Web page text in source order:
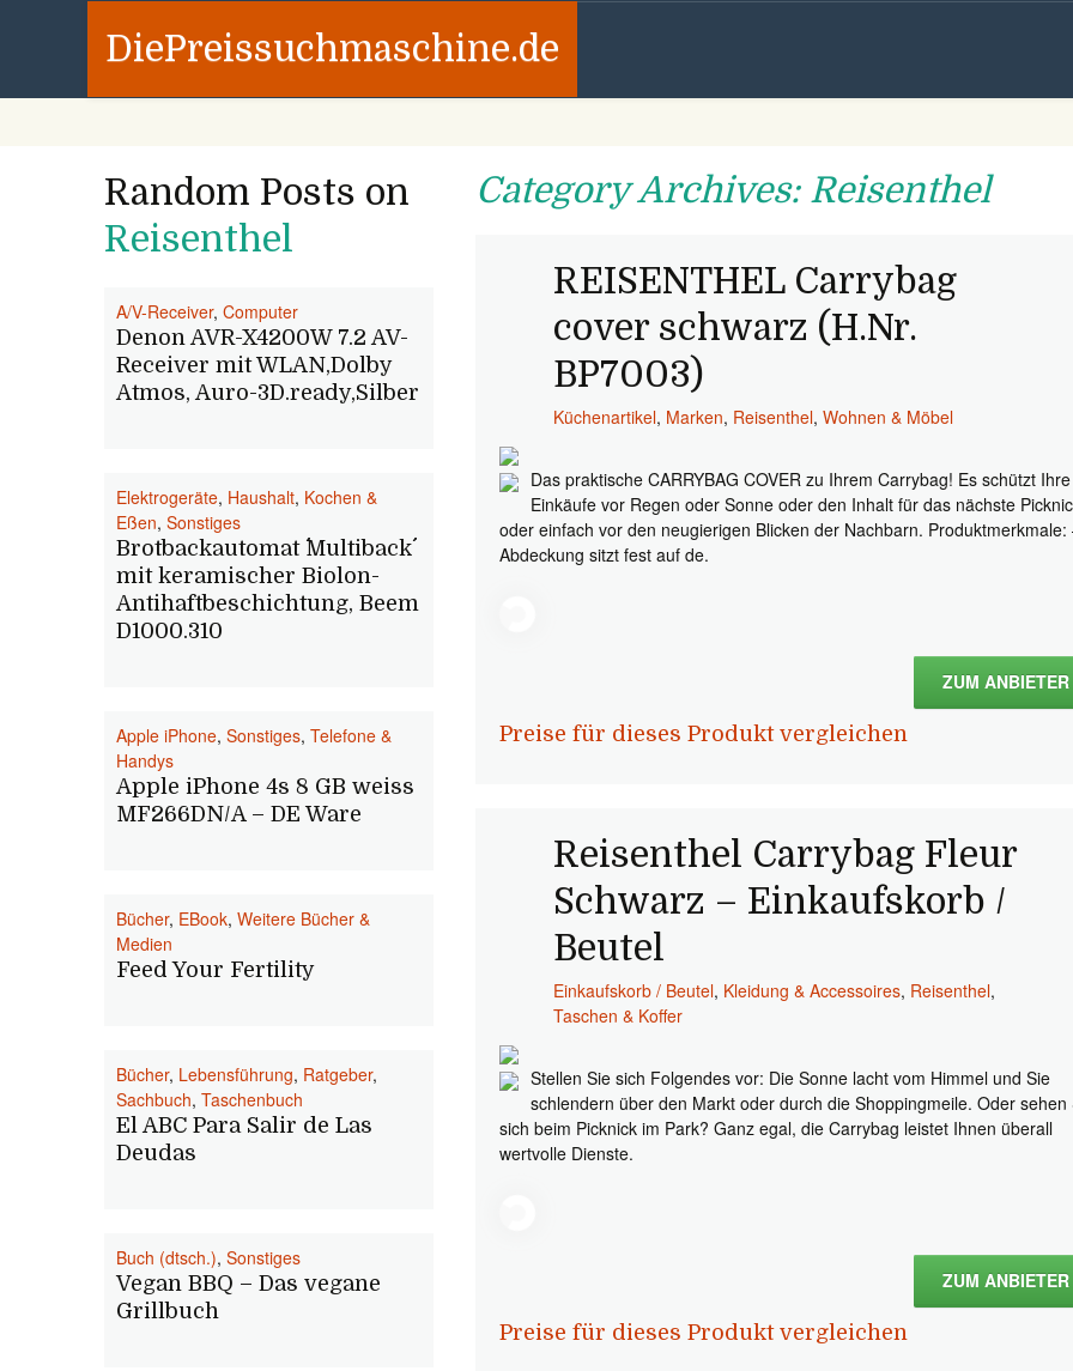
DiePreissuchmaschine.de
Category Archives: Reisenthel
REISENTHEL Carrybag
cover schwarz (H.Nr.
BP7003)
Küchenartikel, Marken, Reisenthel,Wohnen & Möbel
Das praktische CARRYBAG COVER zu Ihrem Carrybag! Es schützt Ihre
Einkäufe vor Regen oder Sonne oder den Inhalt für das nächste
oder einfach vor den neugierigen Blicken der Nachbarn. Produktmerkmale:
Abdeckung sitzt fest auf de.
ZUM ANBIETER
Preise für dieses Produkt vergleichen
Reisenthel Carrybag Fleur
Schwarz – Einkaufskorb /
Beutel
Einkaufskorb / Beutel, Kleidung & Accessoires, Reisenthel,
Taschen & Koffer
Stellen Sie sich Folgendes vor: Die Sonne lacht vom Himmel und Sie
schlendern über den Markt oder durch die Shoppingmeile. Oder sehen
sich beim Picknick im Park? Ganz egal, die Carrybag leistet Ihnen überall
wertvolle Dienste.
ZUM ANBIETER
Preise für dieses Produkt vergleichen
Random Posts on
Reisenthel
A/V-Receiver, Computer
Denon AVR-X4200W 7.2 AV-
Receiver mit WLAN,Dolby
Atmos, Auro-3D.ready,Silber
Elektrogeräte, Haushalt, Kochen &
Eßen, Sonstiges
Brotbackautomat ´´Multiback´´
mit keramischer Biolon-
Antihaftbeschichtung, Beem
D1000.310
Apple iPhone, Sonstiges, Telefone &
Handys
Apple iPhone 4s 8 GB weiss
MF266DN/A – DE Ware
Bücher, EBook, Weitere Bücher &
Medien
Feed Your Fertility
Bücher, Lebensführung, Ratgeber,
Sachbuch, Taschenbuch
El ABC Para Salir de Las
Deudas
Buch (dtsch.), Sonstiges
Vegan BBQ – Das vegane
Grillbuch